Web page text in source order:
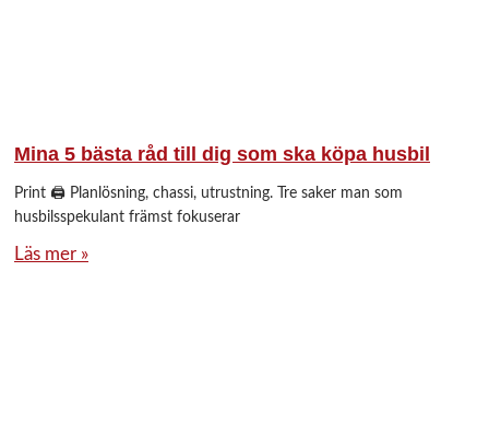
Mina 5 bästa råd till dig som ska köpa husbil
Print 🖨 Planlösning, chassi, utrustning. Tre saker man som
husbilsspekulant främst fokuserar
Läs mer »